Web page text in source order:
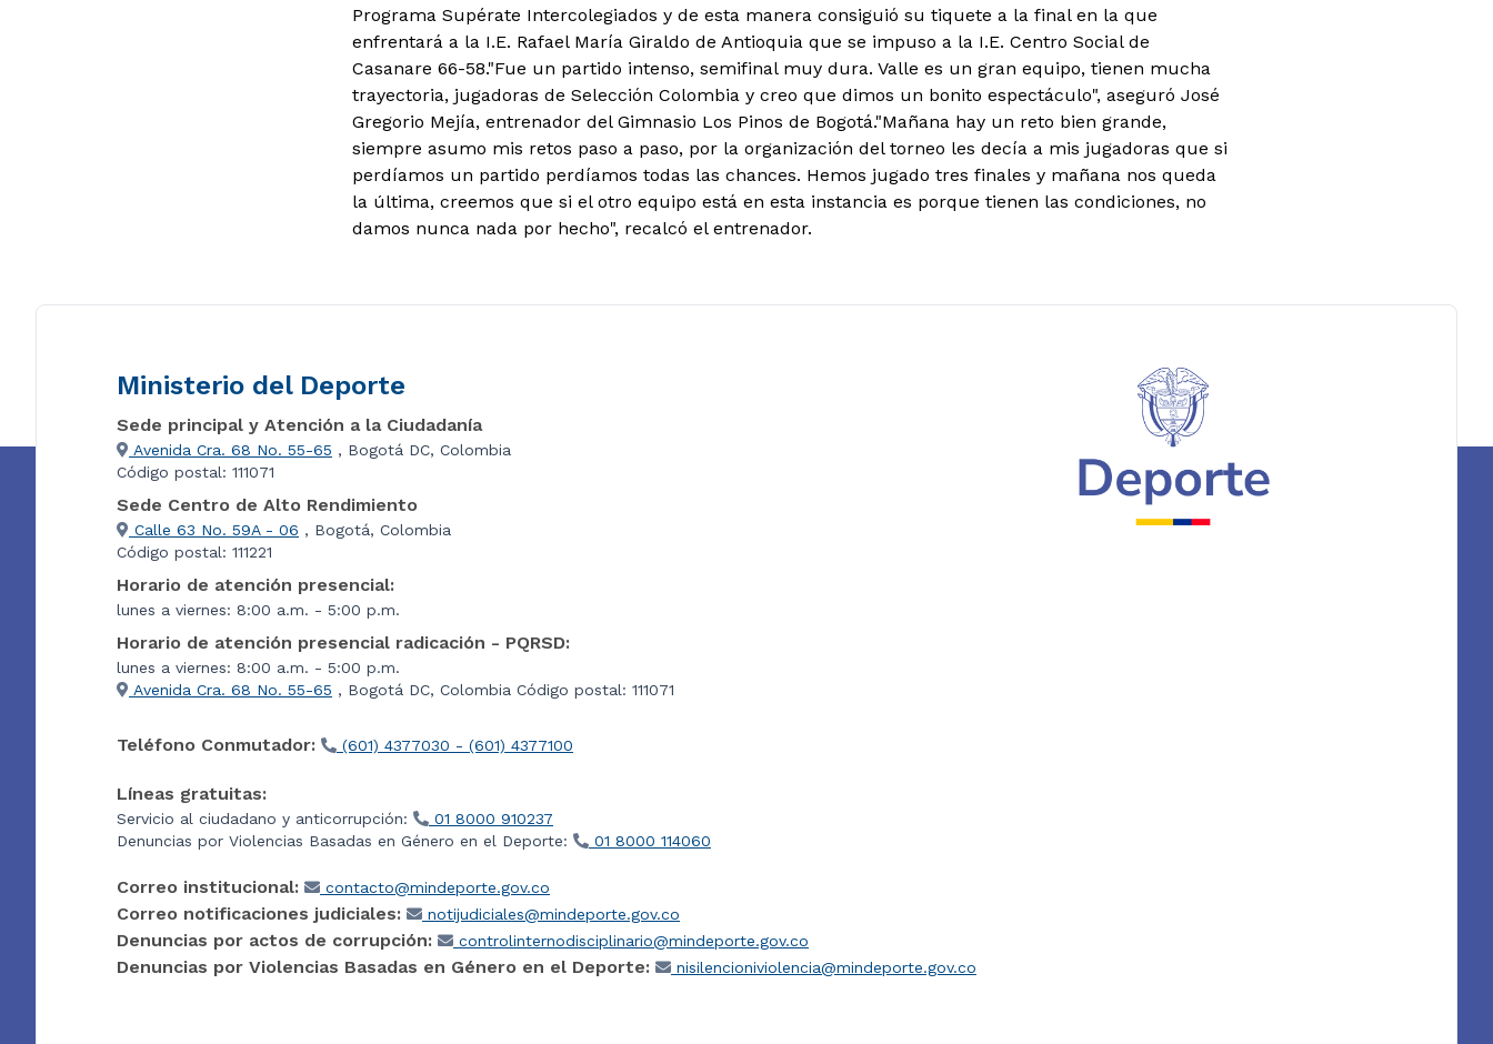
Programa Supérate Intercolegiados y de esta manera consiguió su tiquete a la final en la que
enfrentará a la I.E. Rafael María Giraldo de Antioquia que se impuso a la I.E. Centro Social de
Casanare 66-58."Fue un partido intenso, semifinal muy dura. Valle es un gran equipo, tienen mucha
trayectoria, jugadoras de Selección Colombia y creo que dimos un bonito espectáculo", aseguró José
Gregorio Mejía, entrenador del Gimnasio Los Pinos de Bogotá."Mañana hay un reto bien grande,
siempre asumo mis retos paso a paso, por la organización del torneo les decía a mis jugadoras que si
perdíamos un partido perdíamos todas las chances. Hemos jugado tres finales y mañana nos queda
la última, creemos que si el otro equipo está en esta instancia es porque tienen las condiciones, no
damos nunca nada por hecho", recalcó el entrenador.
Ministerio del Deporte
Sede principal y Atención a la Ciudadanía
Avenida Cra. 68 No. 55-65 , Bogotá DC, Colombia
Código postal: 111071
Sede Centro de Alto Rendimiento
Calle 63 No. 59A - 06 , Bogotá, Colombia
Código postal: 111221
Horario de atención presencial:
lunes a viernes: 8:00 a.m. - 5:00 p.m.
Horario de atención presencial radicación - PQRSD:
lunes a viernes: 8:00 a.m. - 5:00 p.m.
Avenida Cra. 68 No. 55-65 , Bogotá DC, Colombia Código postal: 111071
Teléfono Conmutador: (601) 4377030 - (601) 4377100
Líneas gratuitas:
Servicio al ciudadano y anticorrupción:
01 8000 910237
Denuncias por Violencias Basadas en Género en el Deporte:
01 8000 114060
Correo institucional: contacto@mindeporte.gov.co
Correo notificaciones judiciales: notijudiciales@mindeporte.gov.co
Denuncias por actos de corrupción: controlinternodisciplinario@mindeporte.gov.co
Denuncias por Violencias Basadas en Género en el Deporte: nisilencioniviolencia@mindeporte.gov.co